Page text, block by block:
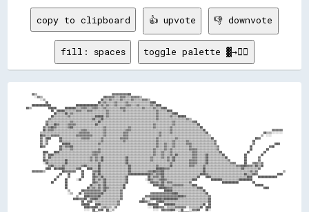
copy to clipboard 👍 upvote 👎 downvote
fill: spaces toggle palette ▓→✊🏽
      ▓▓▒▒                                                      ▓▓▓▓▓▓▓▓▓▓▓▓██
        ░░▓▓▒▒                                            ██▓▓▓▓▓▓▒▒▒▒▓▓▓▓▒▒▒▒▓▓▓▓▓▓▒▒
            ░░▒▒                                        ██▒▒▒▒▓▓▒▒▒▒▒▒▓▓▒▒▒▒▒▒▓▓▒▒▒▒▒▒▓▓▓▓▒▒
                ██                                    ██▒▒▓▓▒▒▒▒▒▒▓▓▒▒▒▒▒▒▓▓▒▒▒▒▒▒▒▒▒▒▒▒▒▒▒▒████
      ██████████████                  ████████████████▒▒▓▓▒▒▓▓▒▒▒▒▓▓▒▒▒▒▒▒▓▓▓▓▒▒▒▒▓▓▒▒▒▒▒▒▒▒▓▓▒▒████
  ██▒▒            ██████      ████████▒▒▒▒▓▓▓▓▒▒▒▒▓▓▓▓▒▒▒▒▓▓▒▒▒▒▒▒▒▒▒▒▓▓▓▓▒▒▒▒▒▒▒▒▒▒▒▒▓▓▒▒▒▒▒▒▓▓▒▒▒▒████
                    ██  ██████▒▒▒▒▒▒▒▒▓▓▓▓▒▒▒▒▓▓▓▓▒▒▒▒▒▒▒▒▒▒▓▓▒▒▒▒▒▒▒▒▒▒▓▓▒▒▒▒▒▒▒▒▒▒▒▒▒▒▒▒▒▒▒▒▒▒▓▓▒▒▒▒▒▒████
                      ██▒▒▒▒▒▒██▒▒▓▓▒▒▒▒▒▒▒▒▒▒▒▒▒▒▒▒▒▒▒▒▒▒▒▒▓▓▒▒▒▒▒▒▒▒▒▒▒▒▒▒▒▒▒▒▒▒▒▒▒▒▒▒▒▒▒▒▒▒▒▒▓▓▒▒▒▒▒▒▒▒▒▒████
                    ██▒▒▒▒▒▒▒▒▒▒▓▓▒▒▒▒▒▒▒▒▒▒▒▒▒▒▒▒▒▒██████▒▒▓▓▒▒▒▒▒▒▒▒▒▒▒▒▒▒▒▒▒▒▒▒▒▒▒▒▒▒▒▒▒▒▒▒▒▒▓▓▒▒▒▒▒▒▒▒▓▓▒▒▒▒██████
                  ▓▓▒▒▒▒▒▒▒▒▒▒▒▒▒▒▒▒▒▒▒▒▒▒▒▒▒▒▒▒▒▒██▒▒▒▒██▒▒▒▒▒▒▒▒▒▒▒▒▒▒▒▒▒▒▒▒▒▒▒▒▒▒▒▒▒▒▒▒▒▒▒▒▒▒▓▓▒▒▒▒▒▒▒▒▒▒▒▒▒▒▒▒▒▒▒▒▓▓▒▒
                ▓▓▒▒▒▒▒▒▒▒▒▒▒▒▒▒▒▒▓▓▒▒▒▒▒▒▒▒▒▒▒▒▒▒▒▒▒▒██▒▒▒▒▒▒▒▒▒▒▒▒▒▒▒▒▒▒▒▒▒▒▒▒▒▒▒▒▒▒▒▒▒▒▒▒▒▒▒▒▒▒▒▒▒▒▒▒▒▒▒▒▓▓▒▒▒▒▒▒▒▒▒▒▒▒▓▓██
                ██▒▒▒▒██▓▓▒▒▒▒▒▒▓▓▓▓▓▓▒▒▒▒▒▒▒▒▒▒▒▒▒▒██▒▒▒▒▒▒▒▒▒▒▒▒▒▒▒▒▒▒▒▒▒▒▒▒▒▒▒▒▒▒▒▒▒▒▒▒▒▒▒▒▓▓▒▒▒▒▒▒▒▒▒▒▒▒▓▓▒▒▒▒▒▒▒▒▒▒▒▒▒▒▒▒██
              ▓▓▒▒▓▓██▓▓▒▒▒▒▒▒▒▒▓▓██▒▒▒▒▒▒▒▒▒▒▒▒▒▒▒▒▒▒▒▒▒▒▓▓▒▒▒▒▒▒▒▒▒▒▒▒▒▒▒▒▓▓▒▒▒▒▒▒▒▒▒▒▒▒▒▒▒▒▓▓▒▒▒▒▒▒▒▒▒▒▓▓▒▒▒▒▒▒▒▒▒▒▒▒▒▒▒▒▒▒▒▒██
              ██▒▒▓▓▓▓▒▒▒▒▒▒▒▒▒▒▒▒▒▒▒▒▒▒▒▒▓▓▓▓▒▒▒▒▒▒▒▒▒▒▒▒▓▓▒▒▒▒▒▒▒▒▒▒▒▒▒▒▓▓▓▓▒▒▒▒▒▒▒▒▒▒▒▒▒▒▒▒▒▒▒▒▒▒▒▒▒▒▒▒▓▓▒▒▒▒▒▒▒▒▒▒▒▒▒▒▒▒▒▒▒▒▒▒██                                                ▓▓▓▓▓▓▓▓
            ▒▒▒▒▒▒▒▒▒▒▒▒▒▒▒▒▒▒▒▒▒▒▒▒▒▒▒▒▓▓▓▓▓▓▓▓▒▒▒▒▒▒▒▒▒▒▓▓▒▒▒▒▒▒▒▒▒▒▒▒▓▓▓▓▒▒▒▒▒▒▒▒▒▒▒▒▒▒▒▒▒▒▒▒▒▒▓▓▒▒▒▒▒▒▓▓▒▒▒▒▒▒▒▒▒▒▒▒▒▒▒▒▒▒▒▒▒▒▒▒██                                        ██▒▒▒▒░░░░░░░░
            ██▓▓▒▒▒▒▓▓▓▓▓▓▒▒▒▒▒▒▒▒▒▒▒▒▓▓▓▓▓▓▓▓▓▓▓▓▒▒▒▒▒▒▒▒▓▓▒▒▒▒▒▒▒▒▒▒▒▒▓▓▓▓▒▒▒▒▒▒▒▒▒▒▒▒▒▒▒▒▒▒▒▒▒▒▓▓▒▒▒▒▒▒▒▒▒▒▒▒▒▒▒▒▒▒▒▒▒▒▒▒▒▒▒▒▒▒▒▒▒▒▒▒                                    ▒▒  ░░░░
            ▓▓░░████      ██▒▒▒▒▒▒▒▒▒▒▒▒▒▒▓▓▓▓▓▓▒▒▒▒▒▒▒▒▓▓▒▒▒▒▒▒▒▒▒▒▒▒▓▓▓▓▓▓▒▒▒▒▒▒▒▒▒▒▒▒▒▒▒▒▒▒▒▒▓▓▒▒▒▒▒▒▒▒▒▒▒▒▓▓▒▒▒▒▒▒▒▒▒▒▒▒▒▒▒▒▒▒▒▒▒▒▒▒██                              ██▓▓
            ▓▓░░▓▓        ██▒▒▒▒▒▒▒▒▒▒▒▒▒▒▒▒▒▒▒▒▒▒▒▒▒▒▒▒▓▓▒▒▒▒▒▒▒▒▒▒▒▒▒▒▓▓▒▒▒▒▒▒▒▒▒▒▒▒▒▒▒▒▒▒▒▒▒▒▓▓▒▒▒▒▒▒▒▒▒▒▓▓▒▒▒▒▒▒▒▒▓▓▒▒▒▒▒▒▒▒▒▒▒▒▒▒▒▒▒▒▓▓                          ██
            ▓▓░░▓▓          ██████▒▒▒▒▒▒▒▒▒▒▒▒▒▒▒▒▒▒▒▒▓▓▒▒▒▒▒▒▒▒▒▒▒▒▒▒▒▒▒▒▒▒▒▒▒▒▒▒▒▒▒▒▒▒▒▒▒▒▒▒▒▒▓▓▒▒▒▒▓▓▒▒▒▒▓▓▒▒▒▒▒▒▒▒▓▓▓▓▒▒▒▒▒▒▒▒▒▒▒▒▒▒▒▒▓▓                          ▓▓              ████
            ██▓▓          ██▒▒▓▓▓▓██▒▒▒▒▒▒▒▒▒▒▒▒▒▒▒▒▒▒▒▒▒▒▒▒▒▒▒▒▒▒▒▒▒▒▒▒▒▒▒▒▒▒▒▒▒▒▒▒▒▒▒▒▒▒▒▒▒▒▒▒▓▓▒▒▒▒▓▓▒▒▒▒▓▓▒▒▒▒▒▒▒▒▒▒▓▓▒▒▒▒▒▒▒▒▒▒▒▒▒▒▒▒▒▒▓▓                      ██            ▓▓██
                          ██▒▒▒▒▒▒▓▓▒▒▒▒▒▒▒▒▒▒▒▒▒▒▒▒▒▒▓▓▒▒▒▒▒▒▒▒▒▒▒▒▒▒▒▒▒▒▒▒▒▒▒▒▒▒▒▒▒▒▒▒▒▒▒▒▒▒▓▓▒▒▒▒▒▒▓▓▒▒▓▓▒▒▒▒▒▒▒▒▒▒▒▒▓▓▓▓▓▓▒▒▒▒▒▒▒▒▒▒▒▒▒▒▓▓                      ██          ██
              ████    ████▒▒▒▒▒▒▒▒▒▒▒▒▒▒▒▒▒▒▒▒▒▒▒▒▓▓▓▓▓▓▒▒▒▒▒▒▒▒▒▒▒▒▒▒▒▒▒▒▒▒▒▒▒▒▒▒▒▒▒▒▒▒▒▒▒▒▒▒▓▓▒▒▒▒▓▓▒▒▒▒▓▓▒▒▒▒▒▒▒▒▒▒▒▒▒▒▓▓▓▓▒▒▒▒▒▒▒▒▒▒▒▒▒▒▒▒██                  ██          ██
              ▓▓░░████▒▒▒▒▒▒▒▒▒▒▒▒▒▒▒▒▒▒▒▒▒▒▒▒▒▒▒▒▓▓▓▓▒▒▒▒▒▒▒▒▒▒▒▒▒▒▒▒▒▒▒▒▒▒▒▒▒▒▒▒▒▒▒▒▒▒▒▒▒▒▒▒▓▓▒▒▒▒▓▓▒▒▒▒▓▓▒▒██▒▒▒▒▒▒▒▒▒▒▓▓▓▓▒▒▒▒▒▒██▒▒▒▒▒▒▒▒▒▒██              ██          ██
              ▓▓░░██▒▒▒▒▒▒▒▒▒▒▒▒▒▒▒▒▒▒▒▒▒▒▒▒▒▒▒▒▓▓▒▒▓▓▒▒██▒▒▒▒▒▒▒▒▒▒▒▒▒▒▒▒██▒▒▒▒▒▒▒▒▒▒▒▒▒▒▒▒▓▓▒▒▒▒▒▒▓▓▒▒▓▓▒▒██▒▒▒▒▒▒▒▒▒▒▒▒▓▓▓▓▒▒▒▒▒▒██▒▒▒▒▒▒▒▒▒▒▒▒██            ██        ▓▓
              ██▓▓▒▒▒▒▒▒▒▒▒▒▒▒██▒▒▒▒▒▒▒▒▒▒▒▒▒▒▒▒▓▓▒▒▓▓▒▒██▒▒▒▒▒▒▒▒▒▒▒▒▒▒▒▒██▒▒▒▒▒▒▒▒▒▒▒▒▒▒▒▒▓▓▒▒▒▒▒▒▒▒▒▒▓▓▒▒██▒▒▒▒▒▒▒▒▒▒▓▓▓▓▓▓▒▒▒▒▒▒██▒▒▒▒▒▒▒▒▒▒▒▒▒▒▓▓          ██        ▓▓
              ░░██▒▒▒▒▒▒▒▒▒▒▒▒██▒▒▒▒▒▒▒▒▒▒▒▒▒▒▒▒▒▒▒▒▒▒▓▓▒▒▒▒▒▒▒▒▒▒▒▒▒▒▒▒▒▒██▒▒▒▒▒▒▒▒▒▒▒▒▒▒▒▒▒▒▒▒▒▒▒▒▒▒▒▒▒▒▓▓▒▒▒▒▒▒▒▒▒▒▒▒▓▓▓▓▓▓▒▒▒▒▒▒██▒▒▒▒▒▒▒▒▒▒▒▒▒▒▒▒▓▓▓▓      ██    ▓▓▓▓▒▒▓▓
                ░░▓▓██▒▒▒▒▒▒▓▓▒▒▒▒▒▒▒▒▒▒▒▒▓▓██▒▒▒▒▒▒▒▒██▒▒▒▒▒▒▒▒▒▒▒▒▒▒▒▒▒▒▒▒██▒▒▒▒▒▒▒▒▒▒▒▒▒▒▒▒▒▒▓▓▒▒▒▒▒▒▒▒██▒▒▒▒▒▒▒▒▒▒▒▒▓▓▓▓▒▒▒▒▒▒▓▓▒▒▒▒▒▒▒▒▒▒▒▒▒▒▒▒▒▒▒▒▒▒▓▓▓▓████▓▓▓▓▒▒██▒▒██
                ████  ██▓▓████▒▒▒▒▒▒▒▒▓▓██    ████▒▒▒▒██▒▒▒▒▒▒▒▒▒▒▒▒▒▒▒▒▒▒▒▒██▒▒▒▒▒▒▒▒▒▒▒▒▒▒▒▒▒▒██████▓▓▓▓▒▒▒▒▒▒▒▒▒▒▒▒▒▒▒▒▒▒▒▒▒▒▒▒██▒▒▒▒▒▒▒▒▒▒▒▒▒▒▒▒▒▒▒▒▒▒▒▒▒▒██▒▒▒▒▒▒▒▒▒▒▓▓
      ▓▓▓▓▓▓▓▓▒▒            ██▓▓▓▓▓▓▓▓    ██      ▓▓▓▓██▒▒▒▒▒▒▒▒▒▒▒▒▒▒▒▒▒▒▒▒██▒▒▒▒▒▒▒▒▒▒▒▒▓▓▓▓██▓▓▓▓██▒▒▒▒▒▒▒▒▒▒▒▒▒▒▒▒▒▒▒▒▒▒▒▒▒▒▒▒██▒▒▒▒▒▒▒▒▒▒▒▒▒▒▒▒▒▒▒▒▒▒▒▒▒▒▒▒▒▒▒▒▓▓▒▒▓▓                  ▒▒
                          ██    ██        ██      ██▒▒██▒▒▒▒▒▒▒▒▒▒▒▒▒▒▒▒▒▒▒▒████████████████▓▓▒▒▓▓▓▓██▒▒▒▒▒▒▒▒▒▒▒▒▒▒▒▒▒▒▒▒▒▒▒▒▒▒████▓▓▒▒▒▒▒▒▒▒▒▒▒▒▒▒▒▒▒▒▒▒▒▒▒▒▒▒██▒▒▒▒██▓▓              ████
                        ██      ▓▓        ██      ██▓▓▒▒██▒▒▒▒▒▒▒▒▒▒▒▒▒▒▒▒██              ██▒▒▓▓▓▓▒▒██▒▒▒▒▒▒▒▒▒▒▒▒▒▒▒▒▒▒▒▒▒▒▒▒██    ████▒▒▒▒▒▒▒▒▒▒▒▒▒▒▒▒▒▒▒▒▒▒▒▒▒▒████    ██████████████
                      ██      ██      ░░██        ██▒▒▓▓▒▒██▒▒▒▒▒▒▒▒▒▒▒▒▒▒██            ░░██▓▓▒▒▒▒▓▓██▓▓▒▒▒▒▒▒▒▒▒▒▒▒▒▒▒▒▒▒████          ████████▒▒▒▒▒▒▒▒▒▒▒▒██████████
                    ██        ██                  ██▓▓▒▒▒▒██▒▒▒▒▒▒▒▒▒▒▒▒▒▒██              ░░██▓▓▓▓▒▒██▒▒▓▓▓▓▒▒▒▒▒▒▒▒▒▒▒▒▓▓                      ████████████          ██
                              ██                ██▒▒▒▒▓▓▒▒██▒▒▒▒▒▒▒▒▒▒▒▒██                    ████▓▓██▒▒▒▒▒▒▓▓▓▓▓▓▓▓▒▒▒▒▒▒████                                          ██████
                              ██              ██▒▒▓▓▒▒▓▓▒▒██▓▓▒▒▒▒▒▒▒▒▒▒██                        ██████▓▓▓▓▒▒▒▒▒▒▒▒▒▒▒▒▒▒▒▒▒▒████                                            ████
                                ▒▒        ██▓▓▓▓▓▓▓▓▓▓▓▓▒▒██▒▒▒▒▒▒▒▒▒▒▓▓                              ██████▒▒▒▒▒▒▒▒▒▒▒▒▒▒▒▒▒▒▒▒▒▒██
                                ░░▒▒    ██░░▓▓▓▓▓▓▓▓▓▓▓▓██▒▒▒▒▒▒▒▒▒▒▒▒▓▓                    ▓▓▓▓▓▓▓▓▓▓▓▓▓▓▓▓████▒▒▒▒▒▒▒▒▒▒▒▒▒▒▒▒▒▒▒▒██
                                      ▒▒    ████▓▓▓▓▓▓██▒▒▒▒▒▒▒▒▒▒▒▒▒▒▓▓                ▓▓▓▓▓▓▓▓▓▓▓▓▓▓▓▓▓▓▓▓▓▓▓▓████▓▓▒▒▒▒▒▒▒▒▒▒▒▒▒▒▒▒▓▓
                                    ████▓▓▓▓██░░▓▓████▒▒▒▒▒▒▒▒▒▒▒▒▒▒▒▒▓▓              ▓▓░░░░████████▓▓██████████▒▒▒▒▒▒▒▒▒▒▒▒▒▒▒▒▒▒▒▒▒▒██
                                          ██  ▓▓██░░▒▒▒▒▒▒▒▒▒▒▒▒▒▒▒▒▓▓              ████▓▓▒▒░░  ▓▓████▒▒▒▒▒▒▒▒▒▒▒▒▒▒▒▒▒▒▒▒▒▒▒▒▒▒▒▒▒▒▒▒██
                                          ██████    ████▒▒▒▒▒▒▒▒▒▒▒▒▓▓                    ████████    ████████▒▒▒▒▒▒▒▒▒▒▒▒▒▒▒▒▒▒▒▒██  ██
                                            ████▓▓████░░▒▒▓▓▒▒▒▒░░▓▓                      ░░░░████▓▓▓▓░░▒▒▒▒▒▒▓▓▓▓▓▓▓▓░░▒▒▒▒▒▒▒▒██  ████
                                            ░░░░  ██  ▓▓██  ██░░▒▒                            ░░░░  ██▓▓▓▓████░░░░██    ░░▓▓▓▓██    ██░░